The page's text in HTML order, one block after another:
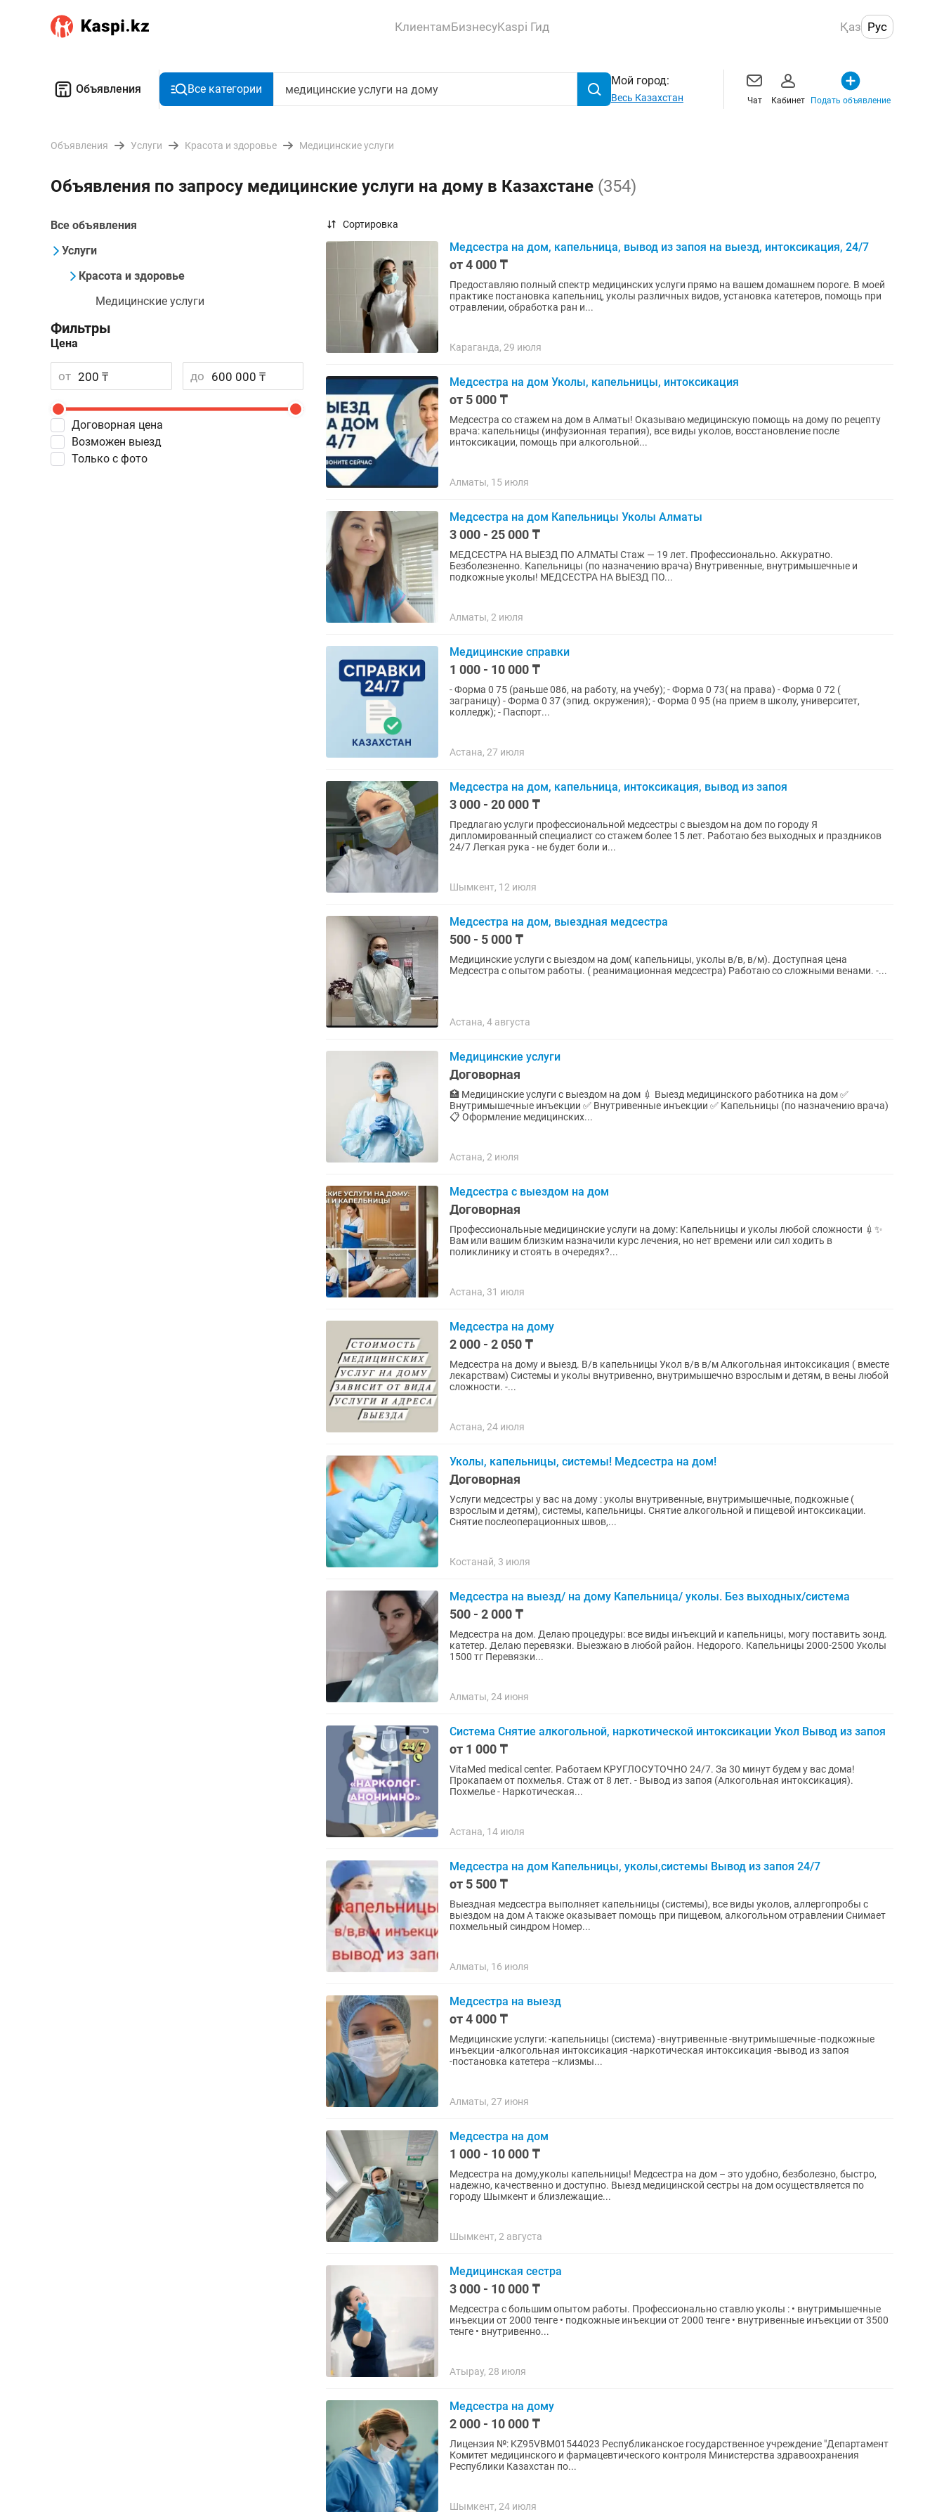
КлиентамБизнесуKaspi Гид Қаз Рус
Объявления Все категории
Мой город:
Весь Казахстан Чат Кабинет Подать объявление
Объявления Услуги Красота и здоровье Медицинские услуги
Объявления по запросу медицинские услуги на дому в Казахстане (354)
Все объявления
Услуги
Красота и здоровье
Медицинские услуги
Фильтры
Цена
от до
Договорная цена
Возможен выезд
Только с фото
Сортировка
Медсестра на дом, капельница, вывод из запоя на выезд, интоксикация, 24/7
от 4 000 ₸
Предоставляю полный спектр медицинских услуги прямо на вашем домашнем пороге. В моей
практике постановка капельниц, уколы различных видов, установка катетеров, помощь при
отравлении, обработка ран и...
Караганда, 29 июля
Медсестра на дом Уколы, капельницы, интоксикация
от 5 000 ₸
Медсестра со стажем на дом в Алматы! Оказываю медицинскую помощь на дому по рецепту
врача: капельницы (инфузионная терапия), все виды уколов, восстановление после
интоксикации, помощь при алкогольной...
Алматы, 15 июля
Медсестра на дом Капельницы Уколы Алматы
3 000 - 25 000 ₸
МЕДСЕСТРА НА ВЫЕЗД ПО АЛМАТЫ Стаж — 19 лет. Профессионально. Аккуратно.
Безболезненно. Капельницы (по назначению врача) Внутривенные, внутримышечные и
подкожные уколы! МЕДСЕСТРА НА ВЫЕЗД ПО...
Алматы, 2 июля
Медицинские справки
1 000 - 10 000 ₸
- Форма 0 75 (раньше 086, на работу, на учебу); - Форма 0 73( на права) - Форма 0 72 (
заграницу) - Форма 0 37 (эпид. окружения); - Форма 0 95 (на прием в школу, университет,
колледж); - Паспорт...
Астана, 27 июля
Медсестра на дом, капельница, интоксикация, вывод из запоя
3 000 - 20 000 ₸
Предлагаю услуги профессиональной медсестры с выездом на дом по городу Я
дипломированный специалист со стажем более 15 лет. Работаю без выходных и праздников
24/7 Легкая рука - не будет боли и...
Шымкент, 12 июля
Медсестра на дом, выездная медсестра
500 - 5 000 ₸
Медицинские услуги с выездом на дом( капельницы, уколы в/в, в/м). Доступная цена
Медсестра с опытом работы. ( реанимационная медсестра) Работаю со сложными венами. -...
Астана, 4 августа
Медицинские услуги
Договорная
🏥 Медицинские услуги с выездом на дом 💉 Выезд медицинского работника на дом ✅
Внутримышечные инъекции ✅ Внутривенные инъекции ✅ Капельницы (по назначению врача)
📋 Оформление медицинских...
Астана, 2 июля
Медсестра с выездом на дом
Договорная
Профессиональные медицинские услуги на дому: Капельницы и уколы любой сложности 💉✨
Вам или вашим близким назначили курс лечения, но нет времени или сил ходить в
поликлинику и стоять в очередях?...
Астана, 31 июля
Медсестра на дому
2 000 - 2 050 ₸
Медсестра на дому и выезд. В/в капельницы Укол в/в в/м Алкогольная интоксикация ( вместе
лекарствам) Системы и уколы внутривенно, внутримышечно взрослым и детям, в вены любой
сложности. -...
Астана, 24 июля
Уколы, капельницы, системы! Медсестра на дом!
Договорная
Услуги медсестры у вас на дому : уколы внутривенные, внутримышечные, подкожные (
взрослым и детям), системы, капельницы. Снятие алкогольной и пищевой интоксикации.
Снятие послеоперационных швов,...
Костанай, 3 июля
Медсестра на выезд/ на дому Капельница/ уколы. Без выходных/система
500 - 2 000 ₸
Медсестра на дом. Делаю процедуры: все виды инъекций и капельницы, могу поставить зонд.
катетер. Делаю перевязки. Выезжаю в любой район. Недорого. Капельницы 2000-2500 Уколы
1500 тг Перевязки...
Алматы, 24 июня
Система Снятие алкогольной, наркотической интоксикации Укол Вывод из запоя
от 1 000 ₸
VitaMed medical center. Работаем КРУГЛОСУТОЧНО 24/7. За 30 минут будем у вас дома!
Прокапаем от похмелья. Стаж от 8 лет. - Вывод из запоя (Алкогольная интоксикация).
Похмелье - Наркотическая...
Астана, 14 июля
Медсестра на дом Капельницы, уколы,системы Вывод из запоя 24/7
от 5 500 ₸
Выездная медсестра выполняет капельницы (системы), все виды уколов, аллергопробы с
выездом на дом А также оказывает помощь при пищевом, алкогольном отравлении Снимает
похмельный синдром Номер...
Алматы, 16 июля
Медсестра на выезд
от 4 000 ₸
Медицинские услуги: -капельницы (система) -внутривенные -внутримышечные -подкожные
инъекции -алкогольная интоксикация -наркотическая интоксикация -вывод из запоя
-постановка катетера --клизмы...
Алматы, 27 июня
Медсестра на дом
1 000 - 10 000 ₸
Медсестра на дому,уколы капельницы! Медсестра на дом – этo yдобно, безболезно, быстpо,
надежно, качественнo и доступнo. Выезд медицинской cестры на дом оcуществляется по
городу Шымкент и близлежащие...
Шымкент, 2 августа
Медицинская сестра
3 000 - 10 000 ₸
Медсестра с большим опытом работы. Профессионально ставлю уколы : • внутримышечные
инъекции от 2000 тенге • подкожные инъекции от 2000 тенге • внутривенные инъекции от 3500
тенге • внутривенно...
Атырау, 28 июля
Медсестра на дому
2 000 - 10 000 ₸
Лицензия №: KZ95VBM01544023 Республиканское государственное учреждение "Департамент
Комитет медицинского и фармацевтического контроля Министерства здравоохранения
Республики Казахстан по...
Шымкент, 24 июля